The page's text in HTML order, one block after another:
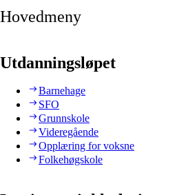
Hovedmeny
Utdanningsløpet
Barnehage
SFO
Grunnskole
Videregående
Opplæring for voksne
Folkehøgskole